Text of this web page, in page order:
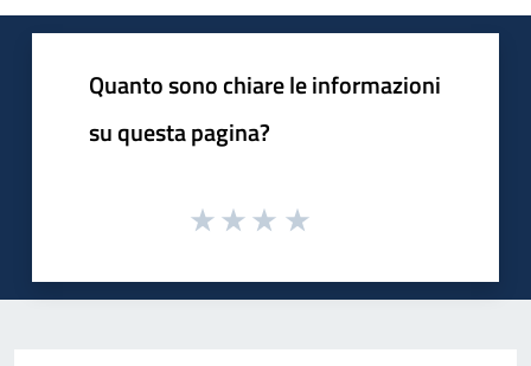
Quanto sono chiare le informazioni
su questa pagina?